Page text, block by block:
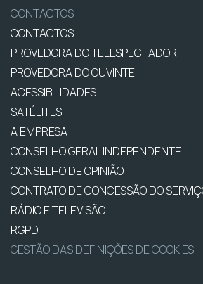
CONTACTOS
CONTACTOS
PROVEDORA DO TELESPECTADOR
PROVEDORA DO OUVINTE
ACESSIBILIDADES
SATÉLITES
A EMPRESA
CONSELHO GERAL INDEPENDENTE
CONSELHO DE OPINIÃO
CONTRATO DE CONCESSÃO DO
RÁDIO E TELEVISÃO
RGPD
GESTÃO DAS DEFINIÇÕES DE COOKIES